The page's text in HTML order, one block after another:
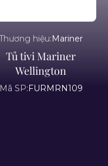
hiệu:Mariner
Tủ tivi Mariner
Wellington
Mã SP:FURMRN109